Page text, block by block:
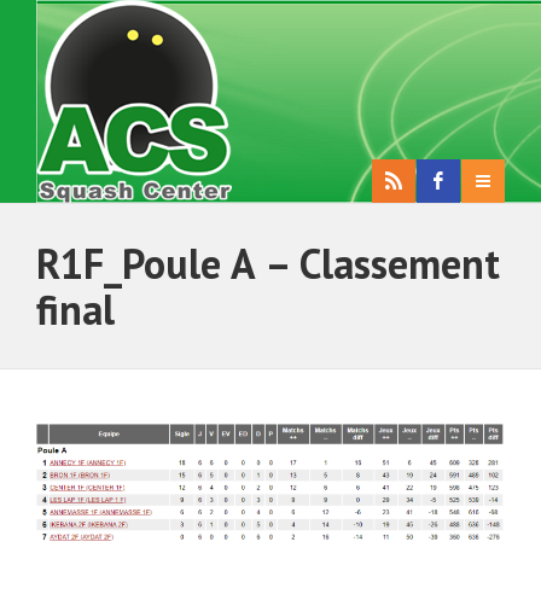
R1F_Poule A – Classement
final